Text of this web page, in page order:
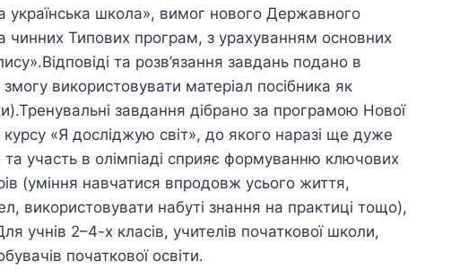
українська школа», вимог нового Державного
чинних Типових програм, з урахуванням основних
та розв’язання завдань подано в
використовувати матеріал посібника як
завдання дібрано за програмою Нової
курсу «Я досліджую світ», до якого наразі ще дуже
участь в олімпіаді сприяє формуванню ключових
(уміння навчатися впродовж усього життя,
використовувати набуті знання на практиці тощо),
учнів 2–4-х класів, учителів початкової школи,
початкової освіти.